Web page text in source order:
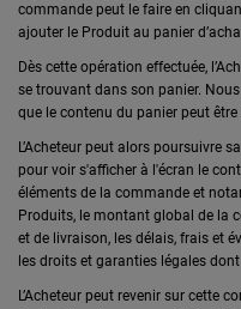
commande peut le faire en
ajouter le Produit au panier
Dès cette opération effectuée,
se trouvant dans son panier.
que le contenu du panier peut
L’Acheteur peut alors poursuivre
pour voir s'afficher à l'écran le
éléments de la commande et
Produits, le montant global de la
et de livraison, les délais, frais et
les droits et garanties légales dont
L’Acheteur peut revenir sur cette